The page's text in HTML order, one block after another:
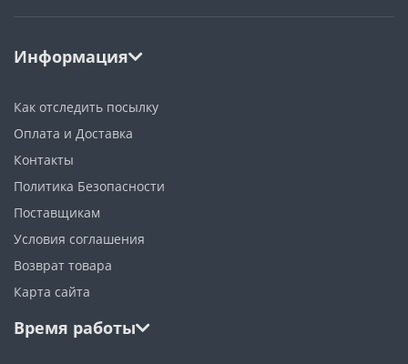
Информация
Как отследить посылку
Оплата и Доставка
Контакты
Политика Безопасности
Поставщикам
Условия соглашения
Возврат товара
Карта сайта
Время работы